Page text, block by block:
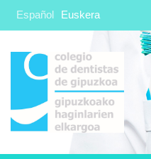
Español Euskera